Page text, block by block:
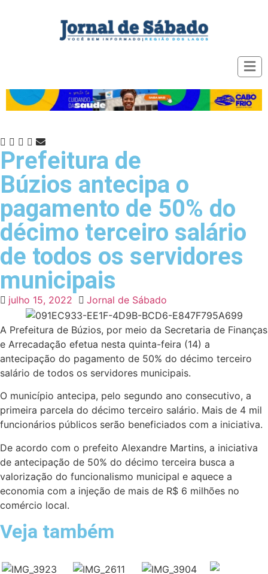
Prefeitura de
Búzios antecipa o
pagamento de 50% do
décimo terceiro salário
de todos os servidores
municipais
julho 15, 2022 Jornal de Sábado
A Prefeitura de Búzios, por meio da Secretaria de Finanças
e Arrecadação efetua nesta quinta-feira (14) a
antecipação do pagamento de 50% do décimo terceiro
salário de todos os servidores municipais.
O município antecipa, pelo segundo ano consecutivo, a
primeira parcela do décimo terceiro salário. Mais de 4 mil
funcionários públicos serão beneficiados com a iniciativa.
De acordo com o prefeito Alexandre Martins, a iniciativa
de antecipação de 50% do décimo terceira busca a
valorização do funcionalismo municipal e aquece a
economia com a injeção de mais de R$ 6 milhões no
comércio local.
Veja também